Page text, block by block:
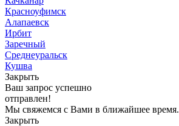
Красноуфимск
Алапаевск
Ирбит
Заречный
Среднеуральск
Кушва
Закрыть
Ваш запрос успешно
отправлен!
Мы свяжемся с Вами в ближайшее время.
Закрыть